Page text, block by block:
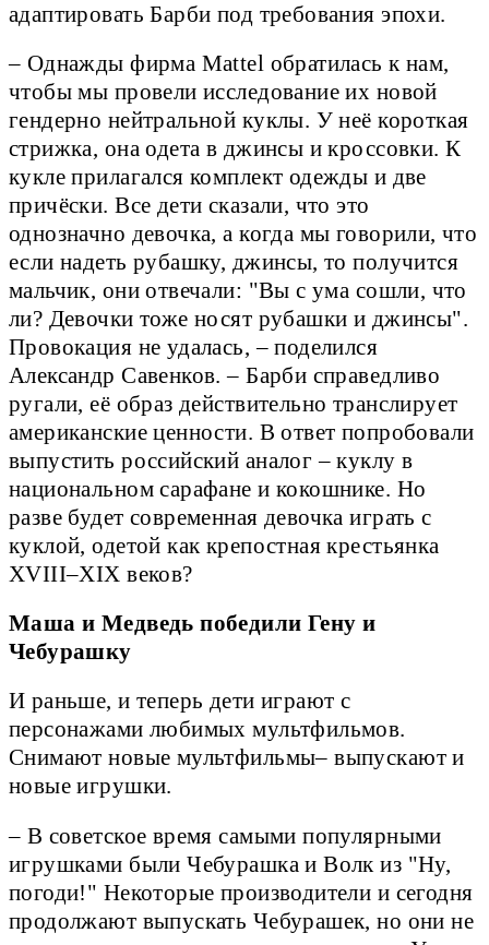
адаптировать Барби под требования эпохи.
– Однажды фирма Mattel обратилась к нам,
чтобы мы провели исследование их новой
гендерно нейтральной куклы. У неё короткая
стрижка, она одета в джинсы и кроссовки. К
кукле прилагался комплект одежды и две
причёски. Все дети сказали, что это
однозначно девочка, а когда мы говорили, что
если надеть рубашку, джинсы, то получится
мальчик, они отвечали: "Вы с ума сошли, что
ли? Девочки тоже носят рубашки и джинсы".
Провокация не удалась, – поделился
Александр Савенков. – Барби справедливо
ругали, её образ действительно транслирует
американские ценности. В ответ попробовали
выпустить российский аналог – куклу в
национальном сарафане и кокошнике. Но
разве будет современная девочка играть с
куклой, одетой как крепостная крестьянка
XVIII–XIX веков?
Маша и Медведь победили Гену и
Чебурашку
И раньше, и теперь дети играют с
персонажами любимых мультфильмов.
Снимают новые мультфильмы– выпускают и
новые игрушки.
– В советское время самыми популярными
игрушками были Чебурашка и Волк из "Ну,
погоди!" Некоторые производители и сегодня
продолжают выпускать Чебурашек, но они не